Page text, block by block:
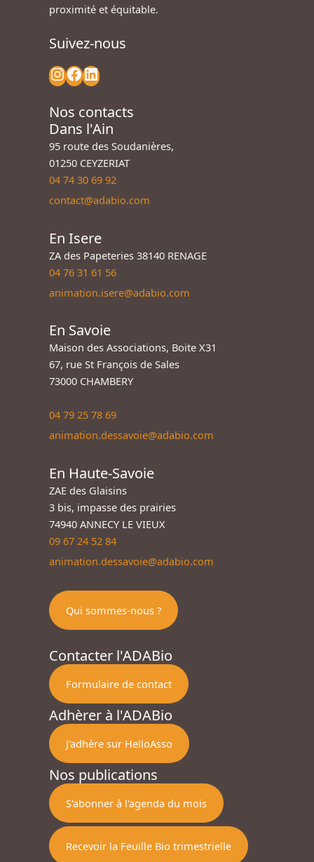
proximité et équitable.
Suivez-nous
Nos contacts
Dans l'Ain
95 route des Soudanières,
01250 CEYZERIAT
04 74 30 69 92
contact@adabio.com
En Isere
ZA des Papeteries 38140 RENAGE
04 76 31 61 56
animation.isere@adabio.com
En Savoie
Maison des Associations, Boite X31
67, rue St François de Sales
73000 CHAMBERY
04 79 25 78 69
animation.dessavoie@adabio.com
En Haute-Savoie
ZAE des Glaisins
3 bis, impasse des prairies
74940 ANNECY LE VIEUX
09 67 24 52 84
animation.dessavoie@adabio.com
Qui sommes-nous ?
Contacter l'ADABio
Formulaire de contact
Adhèrer à l'ADABio
J'adhère sur HelloAsso
Nos publications
S'abonner à l'agenda du mois
Recevoir la Feuille Bio trimestrielle